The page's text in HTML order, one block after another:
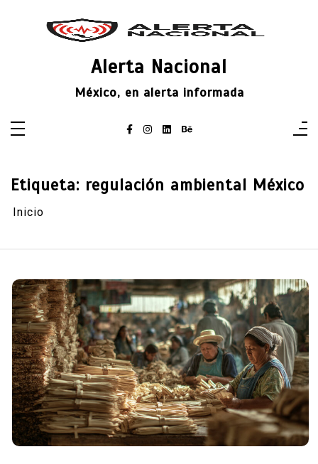
Alerta Nacional
México, en alerta informada
Etiqueta: regulación ambiental México
Inicio